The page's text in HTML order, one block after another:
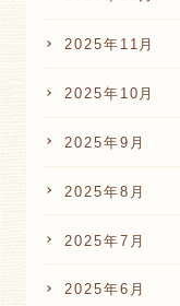
2025年11月
2025年10月
2025年9月
2025年8月
2025年7月
2025年6月